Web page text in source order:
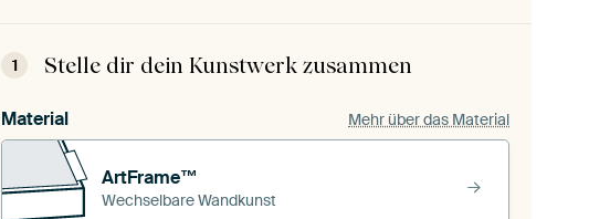
1 Stelle dir dein Kunstwerk zusammen
Material Mehr über das Material
ArtFrame™
Wechselbare Wandkunst